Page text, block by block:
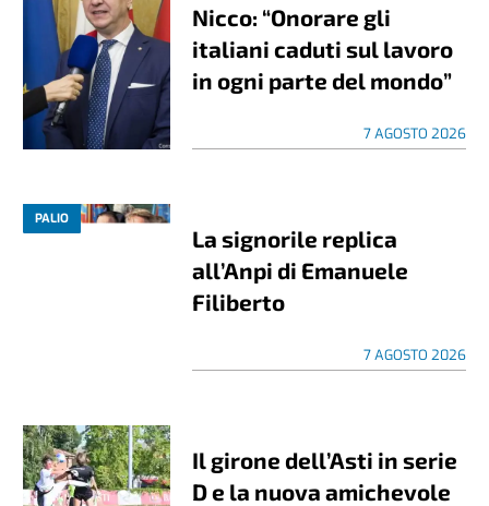
Nicco: “Onorare gli
italiani caduti sul lavoro
in ogni parte del mondo”
7 AGOSTO 2026
PALIO
La signorile replica
all’Anpi di Emanuele
Filiberto
7 AGOSTO 2026
Il girone dell’Asti in serie
D e la nuova amichevole